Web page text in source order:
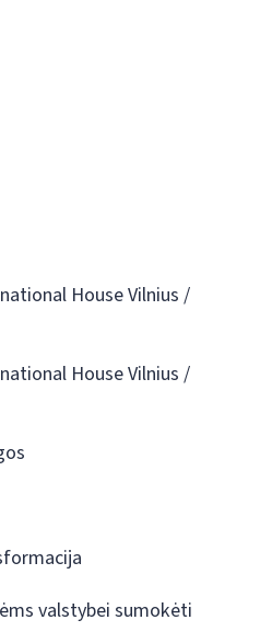
House Vilnius /
House Vilnius /
valstybei sumokėti